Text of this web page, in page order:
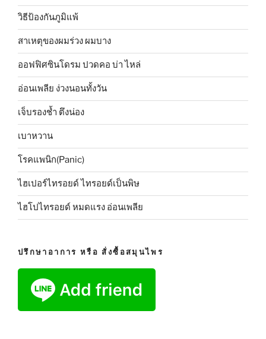
วิธีป้องกันภูมิแพ้
สาเหตุของผมร่วง ผมบาง
ออฟฟิศซินโดรม ปวดคอ บ่า ไหล่
อ่อนเพลีย ง่วงนอนทั้งวัน
เจ็บรองช้ำ ตึงน่อง
เบาหวาน
โรคแพนิก(Panic)
ไฮเปอร์ไทรอยด์ ไทรอยด์เป็นพิษ
ไฮโปไทรอยด์ หมดแรง อ่อนเพลีย
ปรึกษาอาการ หรือ สั่งซื้อสมุนไพร